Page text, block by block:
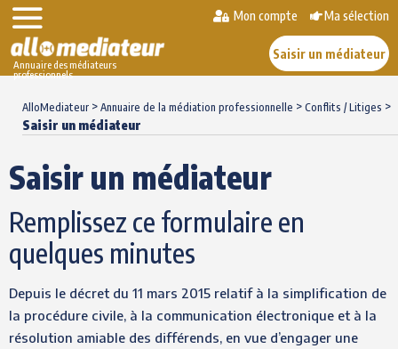
content
Annuaire des médiateurs
professionnels
Mon compte Ma sélection
Saisir un médiateur
AlloMediateur > Annuaire de la médiation professionnelle > Conflits / Litiges >
Saisir un médiateur
Saisir un médiateur
Remplissez ce formulaire en
quelques minutes
Depuis le décret du 11 mars 2015 relatif à la simplification de
la procédure civile, à la communication électronique et à la
résolution amiable des différends, en vue d’engager une